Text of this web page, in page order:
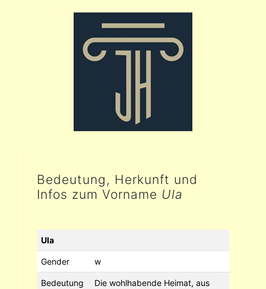
Bedeutung, Herkunft und
Infos zum Vorname Ula
Ula
Gender w
Bedeutung
Die wohlhabende Heimat, aus